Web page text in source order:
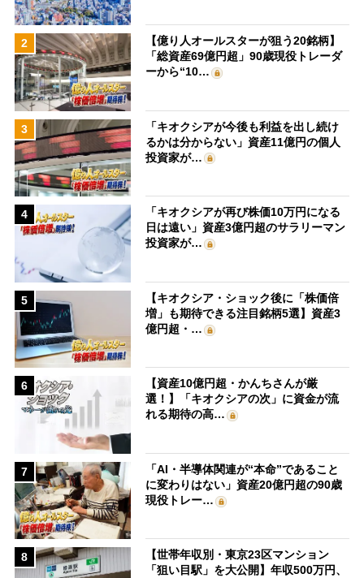
2
【億り人オールスターが狙う20銘柄】
「総資産69億円超」90歳現役トレーダ
ーから“10…
3
「キオクシアが今後も利益を出し続け
るかは分からない」資産11億円の個人
投資家が…
4
「キオクシアが再び株価10万円になる
日は遠い」資産3億円超のサラリーマン
投資家が…
5
【キオクシア・ショック後に「株価倍
増」も期待できる注目銘柄5選】資産3
億円超・…
6
【資産10億円超・かんちさんが厳
選！】「キオクシアの次」に資金が流
れる期待の高…
7
「AI・半導体関連が“本命”であること
に変わりはない」資産20億円超の90歳
現役トレー…
8
【世帯年収別・東京23区マンション
「狙い目駅」を大公開】年収500万円、